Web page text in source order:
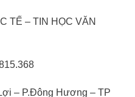
TẾ – TIN HỌC VĂN
– P.Đông Hương – TP